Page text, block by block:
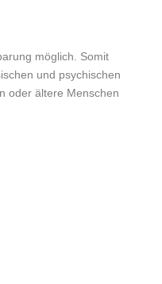
möglich. Somit
und psychischen
oder ältere Menschen